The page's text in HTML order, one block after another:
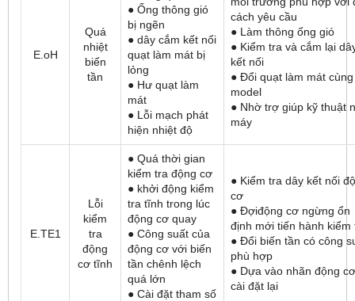
E.oH
Quá
nhiệt
biến
tần
● Ống thông gió
bị ngẽn
● dây cắm kết nối
quạt làm mát bị
lỏng
● Hư quạt làm
mát
● Lỗi mạch phát
hiện nhiệt độ
cách yêu cầu
● Làm thông ống gió
● Kiểm tra và cắm lại
kết nối
● Đổi quạt làm mát cùng
model
● Nhờ trợ giúp kỹ thuật
máy
E.TE1
Lỗi
kiểm
tra
động
cơ tĩnh
● Quá thời gian
kiểm tra động cơ
● khởi động kiểm
tra tĩnh trong lúc
động cơ quay
● Công suất của
động cơ với biến
tần chênh lệch
quá lớn
● Cài đặt tham số
● Kiểm tra dây kết nối
cơ
● Đợiđộng cơ ngừng ổn
định mới tiến hành kiểm
● Đổi biến tần có công
phù hợp
● Dựa vào nhãn động cơ
cài đặt lại